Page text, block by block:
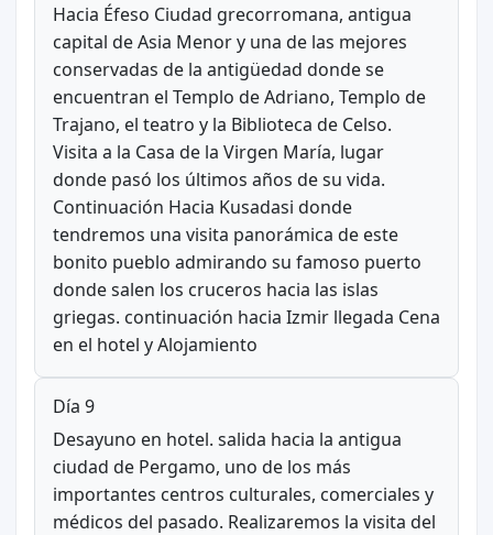
Hacia Éfeso Ciudad grecorromana, antigua
capital de Asia Menor y una de las mejores
conservadas de la antigüedad donde se
encuentran el Templo de Adriano, Templo de
Trajano, el teatro y la Biblioteca de Celso.
Visita a la Casa de la Virgen María, lugar
donde pasó los últimos años de su vida.
Continuación Hacia Kusadasi donde
tendremos una visita panorámica de este
bonito pueblo admirando su famoso puerto
donde salen los cruceros hacia las islas
griegas. continuación hacia Izmir llegada Cena
en el hotel y Alojamiento
Día 9
Desayuno en hotel. salida hacia la antigua
ciudad de Pergamo, uno de los más
importantes centros culturales, comerciales y
médicos del pasado. Realizaremos la visita del